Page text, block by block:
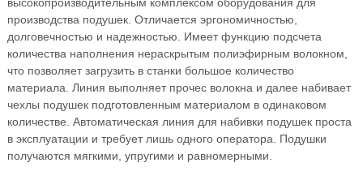
производства подушек. Отличается эргономичностью,
долговечностью и надежностью. Имеет функцию подсчета
количества наполнения нераскрытым полиэфирным волокном,
что позволяет загрузить в станки большое количество
материала. Линия выполняет прочес волокна и далее набивает
чехлы подушек подготовленным материалом в одинаковом
количестве. Автоматическая линия для набивки подушек проста
в эксплуатации и требует лишь одного оператора. Подушки
получаются мягкими, упругими и равномерными.